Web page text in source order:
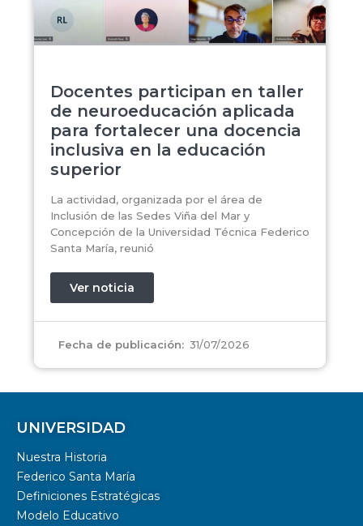
Docentes participan en taller
de neuroeducación aplicada
para fortalecer una docencia
inclusiva en la educación
superior
La actividad, organizada por el área de
Inclusión de las Sedes Viña del Mar y
Concepción de la Universidad Técnica Federico
Santa María, reunió
Ver noticia
Fecha de publicación: 31/07/2026
UNIVERSIDAD
Nuestra Historia
Federico Santa María
Definiciones Estratégicas
Modelo Educativo